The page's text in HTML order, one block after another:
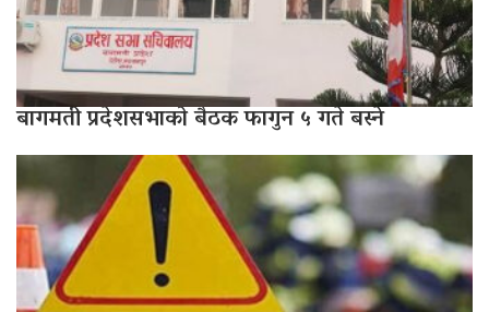
बागमती प्रदेशसभाको बैठक फागुन ५ गते बस्ने